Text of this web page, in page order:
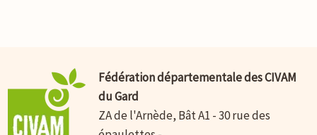
Fédération départementale des CIVAM
du Gard
ZA de l'Arnède, Bât A1 - 30 rue des